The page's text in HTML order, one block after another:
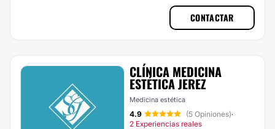
CONTACTAR
CLÍNICA MEDICINA
ESTÉTICA JEREZ
Medicina estética
4.9 (5 Opiniones)·
2 Experiencias reales